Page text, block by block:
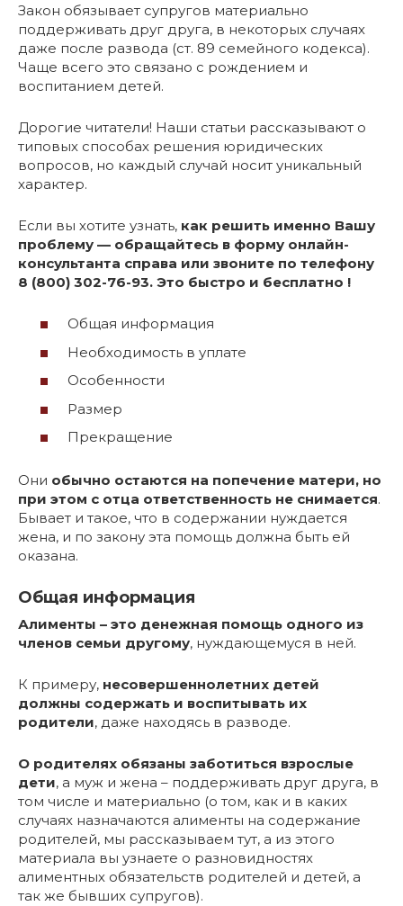
Закон обязывает супругов материально
поддерживать друг друга, в некоторых случаях
даже после развода (ст. 89 семейного кодекса).
Чаще всего это связано с рождением и
воспитанием детей.
Дорогие читатели! Наши статьи рассказывают о
типовых способах решения юридических
вопросов, но каждый случай носит уникальный
характер.
Если вы хотите узнать, как решить именно Вашу
проблему — обращайтесь в форму онлайн-
консультанта справа или звоните по телефону
8 (800) 302-76-93. Это быстро и бесплатно !
Общая информация
Необходимость в уплате
Особенности
Размер
Прекращение
Они обычно остаются на попечение матери, но
при этом с отца ответственность не снимается.
Бывает и такое, что в содержании нуждается
жена, и по закону эта помощь должна быть ей
оказана.
Общая информация
Алименты – это денежная помощь одного из
членов семьи другому, нуждающемуся в ней.
К примеру, несовершеннолетних детей
должны содержать и воспитывать их
родители, даже находясь в разводе.
О родителях обязаны заботиться взрослые
дети, а муж и жена – поддерживать друг друга, в
том числе и материально (о том, как и в каких
случаях назначаются алименты на содержание
родителей, мы рассказываем тут, а из этого
материала вы узнаете о разновидностях
алиментных обязательств родителей и детей, а
так же бывших супругов).